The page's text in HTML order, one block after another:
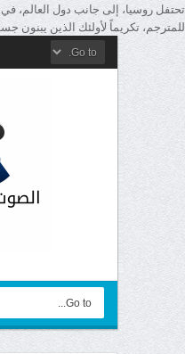
للمترجم، تكريماً لأولئك الذين يبنون